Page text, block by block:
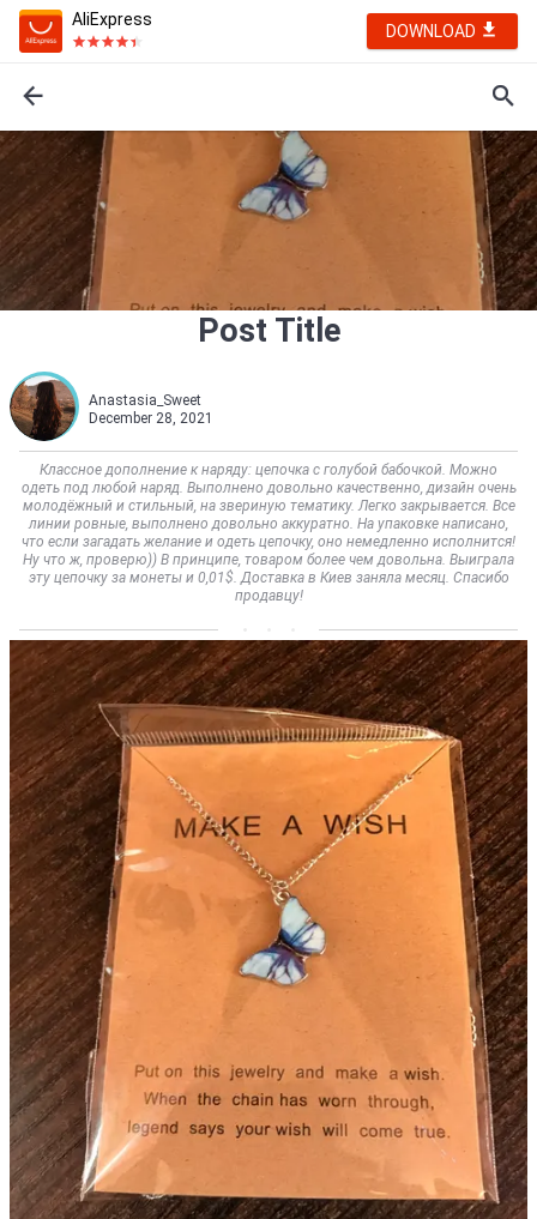
AliExpress
DOWNLOAD
Post Title
Anastasia_Sweet
December 28, 2021
Классное дополнение к наряду: цепочка с голубой бабочкой. Можно
одеть под любой наряд. Выполнено довольно качественно, дизайн очень
молодёжный и стильный, на звериную тематику. Легко закрывается. Все
линии ровные, выполнено довольно аккуратно. На упаковке написано,
что если загадать желание и одеть цепочку, оно немедленно исполнится!
Ну что ж, проверю)) В принципе, товаром более чем довольна. Выиграла
эту цепочку за монеты и 0,01$. Доставка в Киев заняла месяц. Спасибо
продавцу!